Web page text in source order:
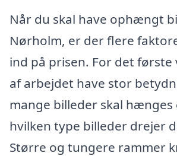
Når du skal have ophængt
Nørholm, er der flere
ind på prisen. For det
af arbejdet have stor
mange billeder skal hænges
hvilken type billeder drejer
Større og tungere rammer